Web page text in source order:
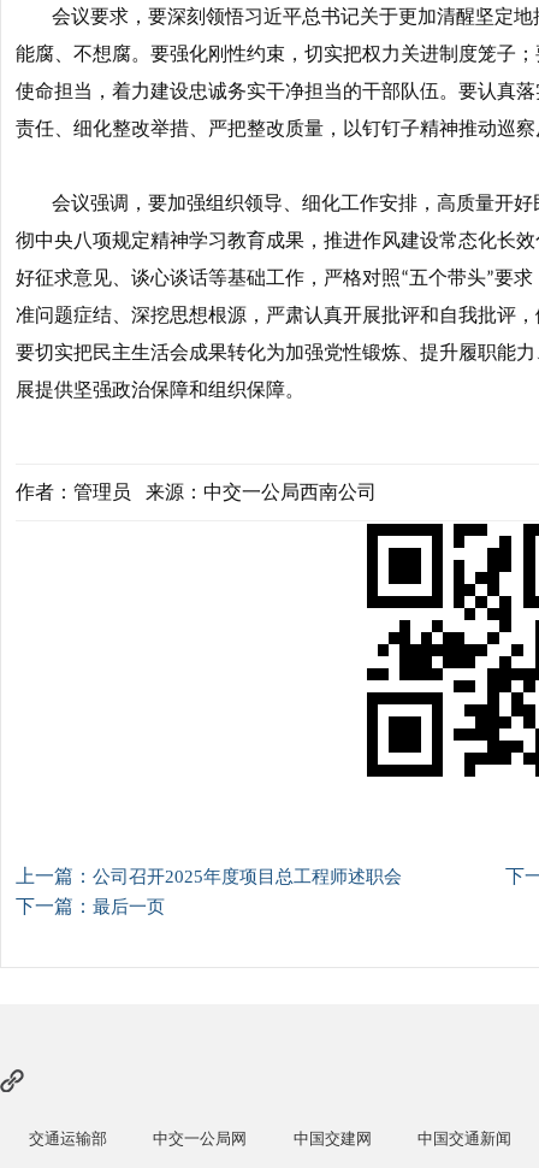
会议要求，要深刻领悟习近平总书记关于更加清醒坚定
能腐、不想腐。要强化刚性约束，切实把权力关进制度笼子
使命担当，着力建设忠诚务实干净担当的干部队伍。要认真
责任、细化整改举措、严把整改质量，以钉钉子精神推动巡
会议强调，要加强组织领导、细化工作安排，高质量开
彻中央八项规定精神学习教育成果，推进作风建设常态化长
好征求意见、谈心谈话等基础工作，严格对照“五个带头”要求
准问题症结、深挖思想根源，严肃认真开展批评和自我批评
要切实把民主生活会成果转化为加强党性锻炼、提升履职能
展提供坚强政治保障和组织保障。
作者：管理员 来源：中交一公局西南公司
上一篇： 公司召开2025年度项目总工程师述职会
下
下一篇： 最后一页
交通运输部 中交一公局网 中国交建网 中国交通新闻